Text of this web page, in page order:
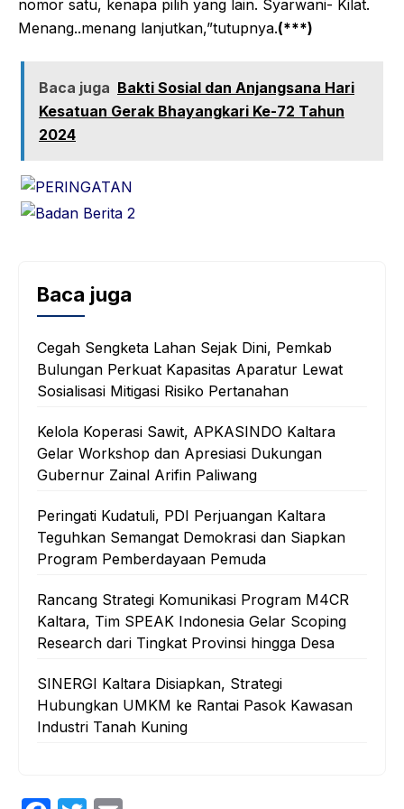
nomor satu, kenapa pilih yang lain. Syarwani- Kilat.
Menang..menang lanjutkan,”tutupnya.(***)
Baca juga Bakti Sosial dan Anjangsana Hari
Kesatuan Gerak Bhayangkari Ke-72 Tahun
2024
Baca juga
Cegah Sengketa Lahan Sejak Dini, Pemkab
Bulungan Perkuat Kapasitas Aparatur Lewat
Sosialisasi Mitigasi Risiko Pertanahan
Kelola Koperasi Sawit, APKASINDO Kaltara
Gelar Workshop dan Apresiasi Dukungan
Gubernur Zainal Arifin Paliwang
Peringati Kudatuli, PDI Perjuangan Kaltara
Teguhkan Semangat Demokrasi dan Siapkan
Program Pemberdayaan Pemuda
Rancang Strategi Komunikasi Program M4CR
Kaltara, Tim SPEAK Indonesia Gelar Scoping
Research dari Tingkat Provinsi hingga Desa
SINERGI Kaltara Disiapkan, Strategi
Hubungkan UMKM ke Rantai Pasok Kawasan
Industri Tanah Kuning